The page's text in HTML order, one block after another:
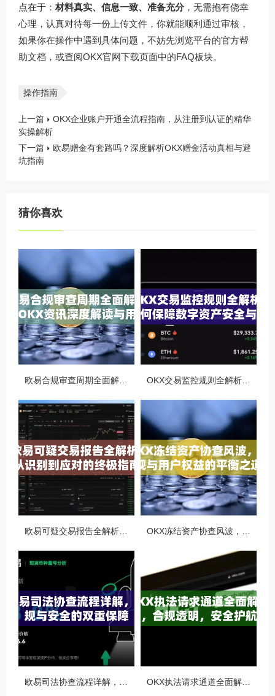
点在于： 材料真实、信息一致、准备充分，无需抱有侥幸
心理，认真对待每一份上传文件，你就能顺利通过审核，
如果你在操作中遇到具体问题，不妨先浏览平台的官方帮
助文档，或查阅OKX官网下载页面中的FAQ板块。
操作指南
上一篇
OKX企业账户开通全流程指南，从注册到认证的精华
实操解析
下一篇
欧易赠金有套路吗？深度解析OKX赠金活动真相与避
坑指南
猜你喜欢